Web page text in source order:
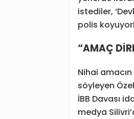
istediler,
polis
“AMAÇ
Nihai
söyleyen
İBB Davası
medya